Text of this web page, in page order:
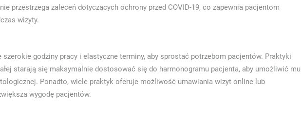
przestrzega zaleceń dotyczących ochrony przed COVID-19, co zapewnia pacjentom
wizyty.
szerokie godziny pracy i elastyczne terminy, aby sprostać potrzebom pacjentów. Praktyki
starają się maksymalnie dostosować się do harmonogramu pacjenta, aby umożliwić mu
Ponadto, wiele praktyk oferuje możliwość umawiania wizyt online lub
wygodę pacjentów.